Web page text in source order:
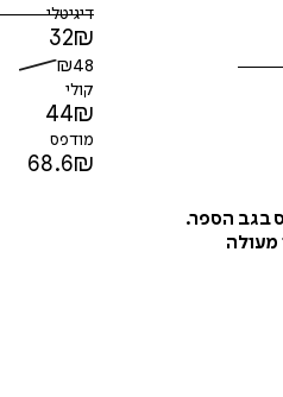
דיגיטלי
32₪
₪48
קולי
44₪
מודפס
68.6₪
בגב הספר.
מעולה